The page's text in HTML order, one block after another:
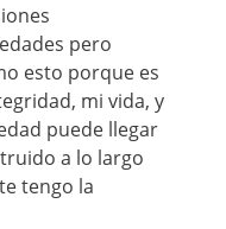
pero
esto porque es
mi vida, y
puede llegar
a lo largo
tengo la